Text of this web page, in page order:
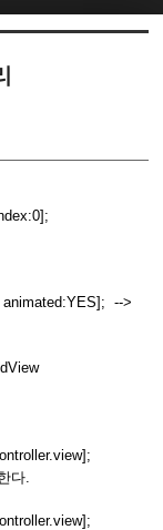
animated:YES]; -->
다.